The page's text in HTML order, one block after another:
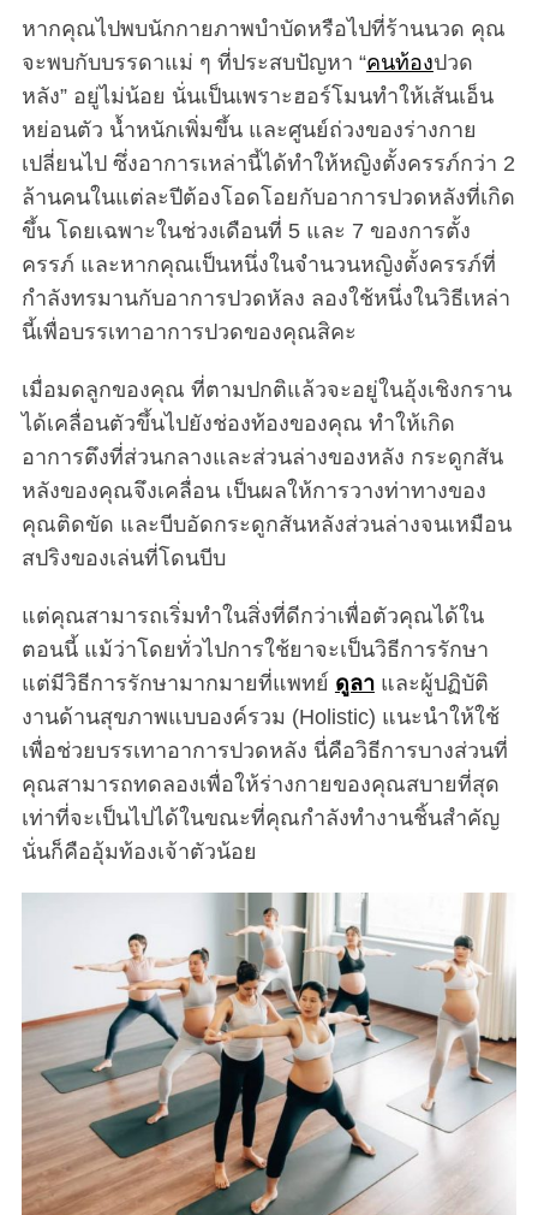
หากคุณไปพบนักกายภาพบำบัดหรือไปที่ร้านนวด คุณ
จะพบกับบรรดาแม่ ๆ ที่ประสบปัญหา “คนท้องปวด
หลัง” อยู่ไม่น้อย นั่นเป็นเพราะฮอร์โมนทำให้เส้นเอ็น
หย่อนตัว น้ำหนักเพิ่มขึ้น และศูนย์ถ่วงของร่างกาย
เปลี่ยนไป ซึ่งอาการเหล่านี้ได้ทำให้หญิงตั้งครรภ์กว่า 2
ล้านคนในแต่ละปีต้องโอดโอยกับอาการปวดหลังที่เกิด
ขึ้น โดยเฉพาะในช่วงเดือนที่ 5 และ 7 ของการตั้ง
ครรภ์ และหากคุณเป็นหนึ่งในจำนวนหญิงตั้งครรภ์ที่
กำลังทรมานกับอาการปวดหัลง ลองใช้หนึ่งในวิธีเหล่า
นี้เพื่อบรรเทาอาการปวดของคุณสิคะ
เมื่อมดลูกของคุณ ที่ตามปกติแล้วจะอยู่ในอุ้งเชิงกราน
ได้เคลื่อนตัวขึ้นไปยังช่องท้องของคุณ ทำให้เกิด
อาการตึงที่ส่วนกลางและส่วนล่างของหลัง กระดูกสัน
หลังของคุณจึงเคลื่อน เป็นผลให้การวางท่าทางของ
คุณติดขัด และบีบอัดกระดูกสันหลังส่วนล่างจนเหมือน
สปริงของเล่นที่โดนบีบ
แต่คุณสามารถเริ่มทำในสิ่งที่ดีกว่าเพื่อตัวคุณได้ใน
ตอนนี้ แม้ว่าโดยทั่วไปการใช้ยาจะเป็นวิธีการรักษา
แต่มีวิธีการรักษามากมายที่แพทย์ ดูลาและผู้ปฏิบัติ
งานด้านสุขภาพแบบองค์รวม (Holistic) แนะนำให้ใช้
เพื่อช่วยบรรเทาอาการปวดหลัง นี่คือวิธีการบางส่วนที่
คุณสามารถทดลองเพื่อให้ร่างกายของคุณสบายที่สุด
เท่าที่จะเป็นไปได้ในขณะที่คุณกำลังทำงานชิ้นสำคัญ
นั่นก็คืออุ้มท้องเจ้าตัวน้อย